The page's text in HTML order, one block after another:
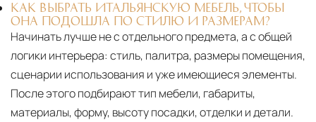
КАК ВЫБРАТЬ ИТАЛЬЯНСКУЮ МЕБЕЛЬ, ЧТОБЫ
ОНА ПОДОШЛА ПО СТИЛЮ И РАЗМЕРАМ?
Начинать лучше не с отдельного предмета, а с общей
логики интерьера: стиль, палитра, размеры помещения,
сценарии использования и уже имеющиеся элементы.
После этого подбирают тип мебели, габариты,
материалы, форму, высоту посадки, отделки и детали.